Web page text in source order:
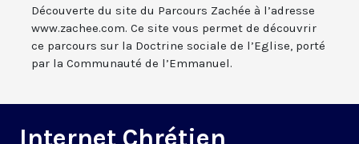
Découverte du site du Parcours Zachée à l’adresse
www.zachee.com. Ce site vous permet de découvrir
ce parcours sur la Doctrine sociale de l’Eglise, porté
par la Communauté de l’Emmanuel.
Internet Chrétien